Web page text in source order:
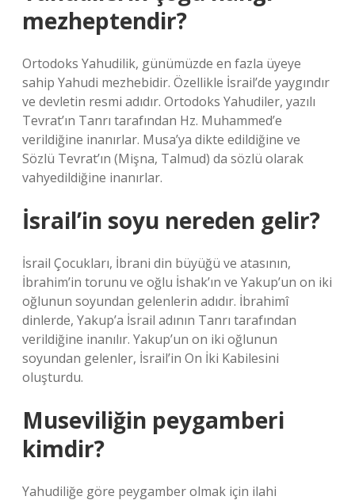
mezheptendir?
Ortodoks Yahudilik, günümüzde en fazla üyeye
sahip Yahudi mezhebidir. Özellikle İsrail’de yaygındır
ve devletin resmi adıdır. Ortodoks Yahudiler, yazılı
Tevrat’ın Tanrı tarafından Hz. Muhammed’e
verildiğine inanırlar. Musa’ya dikte edildiğine ve
Sözlü Tevrat’ın (Mişna, Talmud) da sözlü olarak
vahyedildiğine inanırlar.
İsrail’in soyu nereden gelir?
İsrail Çocukları, İbrani din büyüğü ve atasının,
İbrahim’in torunu ve oğlu İshak’ın ve Yakup’un on iki
oğlunun soyundan gelenlerin adıdır. İbrahimî
dinlerde, Yakup’a İsrail adının Tanrı tarafından
verildiğine inanılır. Yakup’un on iki oğlunun
soyundan gelenler, İsrail’in On İki Kabilesini
oluşturdu.
Museviliğin peygamberi
kimdir?
Yahudiliğe göre peygamber olmak için ilahi